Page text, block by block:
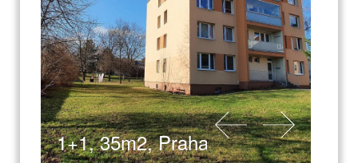
1+1, 35m2, Praha